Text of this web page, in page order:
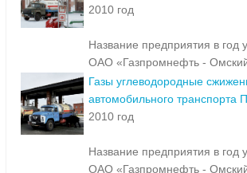
2010 год
Название предприятия в год
ОАО «Газпромнефть -
Газы углеводородные
автомобильного транспорта
2010 год
Название предприятия в год
ОАО «Газпромнефть -